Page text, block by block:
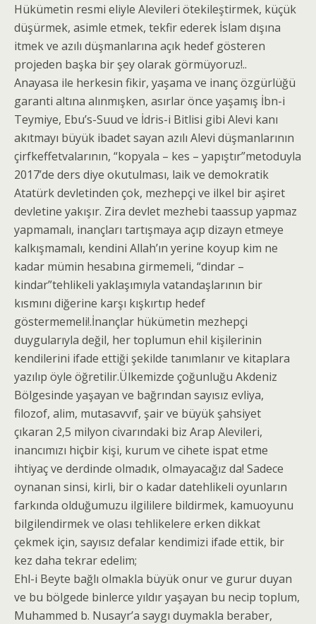
Hükümetin resmi eliyle Alevileri ötekileştirmek, küçük
düşürmek, asimle etmek, tekfir ederek İslam dışına
itmek ve azılı düşmanlarına açık hedef gösteren
projeden başka bir şey olarak görmüyoruz!..
Anayasa ile herkesin fikir, yaşama ve inanç özgürlüğü
garanti altına alınmışken, asırlar önce yaşamış İbn-i
Teymiye, Ebu’s-Suud ve İdris-i Bitlisi gibi Alevi kanı
akıtmayı büyük ibadet sayan azılı Alevi düşmanlarının
çirfkeffetvalarının, “kopyala – kes – yapıştır”metoduyla
2017’de ders diye okutulması, laik ve demokratik
Atatürk devletinden çok, mezhepçi ve ilkel bir aşiret
devletine yakışır. Zira devlet mezhebi taassup yapmaz
yapmamalı, inançları tartışmaya açıp dizayn etmeye
kalkışmamalı, kendini Allah’ın yerine koyup kim ne
kadar mümin hesabına girmemeli, “dindar –
kindar”tehlikeli yaklaşımıyla vatandaşlarının bir
kısmını diğerine karşı kışkırtıp hedef
göstermemeli!.İnançlar hükümetin mezhepçi
duygularıyla değil, her toplumun ehil kişilerinin
kendilerini ifade ettiği şekilde tanımlanır ve kitaplara
yazılıp öyle öğretilir.Ülkemizde çoğunluğu Akdeniz
Bölgesinde yaşayan ve bağrından sayısız evliya,
filozof, alim, mutasavvıf, şair ve büyük şahsiyet
çıkaran 2,5 milyon civarındaki biz Arap Alevileri,
inancımızı hiçbir kişi, kurum ve cihete ispat etme
ihtiyaç ve derdinde olmadık, olmayacağız da! Sadece
oynanan sinsi, kirli, bir o kadar datehlikeli oyunların
farkında olduğumuzu ilgililere bildirmek, kamuoyunu
bilgilendirmek ve olası tehlikelere erken dikkat
çekmek için, sayısız defalar kendimizi ifade ettik, bir
kez daha tekrar edelim;
Ehl-i Beyte bağlı olmakla büyük onur ve gurur duyan
ve bu bölgede binlerce yıldır yaşayan bu necip toplum,
Muhammed b. Nusayr’a saygı duymakla beraber,